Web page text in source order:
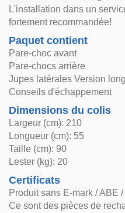
L'installation dans un
fortement recommandée!
Paquet contient
Pare-choc avant
Pare-chocs arrière
Jupes latérales Version
Conseils d'échappement
Dimensions du colis
Largeur (cm): 210
Longueur (cm): 55
Taille (cm): 90
Lester (kg): 20
Certificats
Produit sans E-mark / ABE /
Ce sont des pièces de